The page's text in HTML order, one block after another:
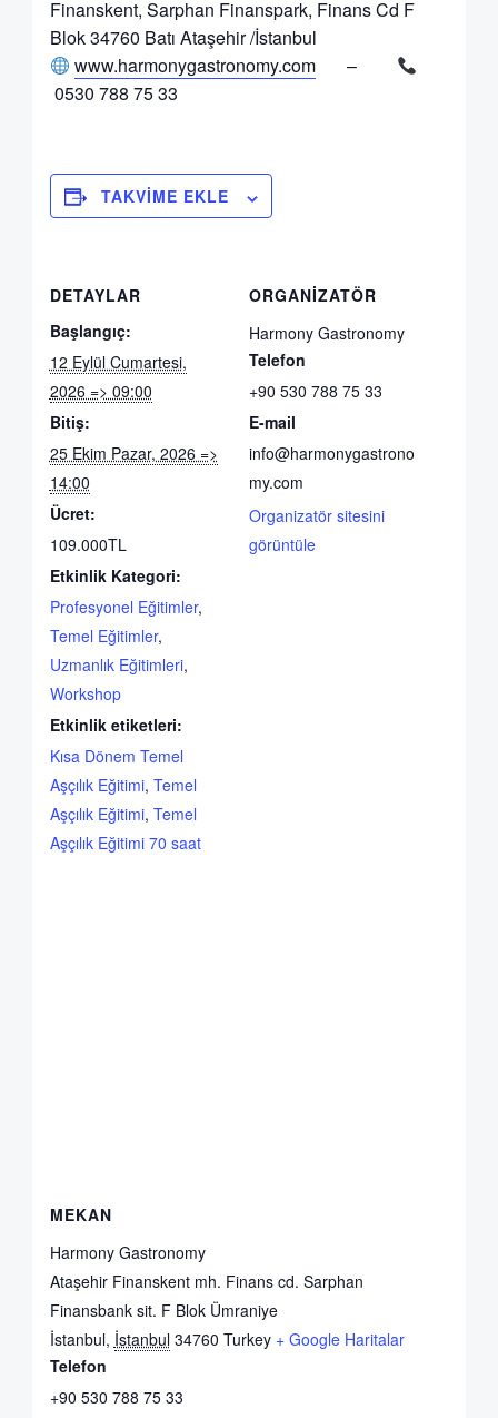
Finanskent, Sarphan Finanspark, Finans Cd F
Blok 34760 Batı Ataşehir /İstanbul
www.harmonygastronomy.com–
0530 788 75 33
TAKVIME EKLE
DETAYLAR
Başlangıç:
12 Eylül Cumartesi,
2026 => 09:00
Bitiş:
25 Ekim Pazar, 2026 =>
14:00
Ücret:
109.000TL
Etkinlik Kategori:
Profesyonel Eğitimler,
Temel Eğitimler,
Uzmanlık Eğitimleri,
Workshop
Etkinlik etiketleri:
Kısa Dönem Temel
Aşçılık Eğitimi, Temel
Aşçılık Eğitimi, Temel
Aşçılık Eğitimi 70 saat
ORGANIZATÖR
Harmony Gastronomy
Telefon
+90 530 788 75 33
E-mail
info@harmonygastrono
my.com
Organizatör sitesini
görüntüle
MEKAN
Harmony Gastronomy
Ataşehir Finanskent mh. Finans cd. Sarphan
Finansbank sit. F Blok Ümraniye
İstanbul, İstanbul 34760 Turkey + Google Haritalar
Telefon
+90 530 788 75 33